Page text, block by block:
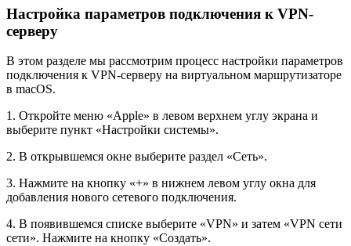
Настройка параметров подключения к VPN-
серверу
В этом разделе мы рассмотрим процесс настройки параметров
подключения к VPN-серверу на виртуальном маршрутизаторе
в macOS.
1. Откройте меню «Apple» в левом верхнем углу экрана и
выберите пункт «Настройки системы».
2. В открывшемся окне выберите раздел «Сеть».
3. Нажмите на кнопку «+» в нижнем левом углу окна для
добавления нового сетевого подключения.
4. В появившемся списке выберите «VPN» и затем «VPN сети
сети». Нажмите на кнопку «Создать».